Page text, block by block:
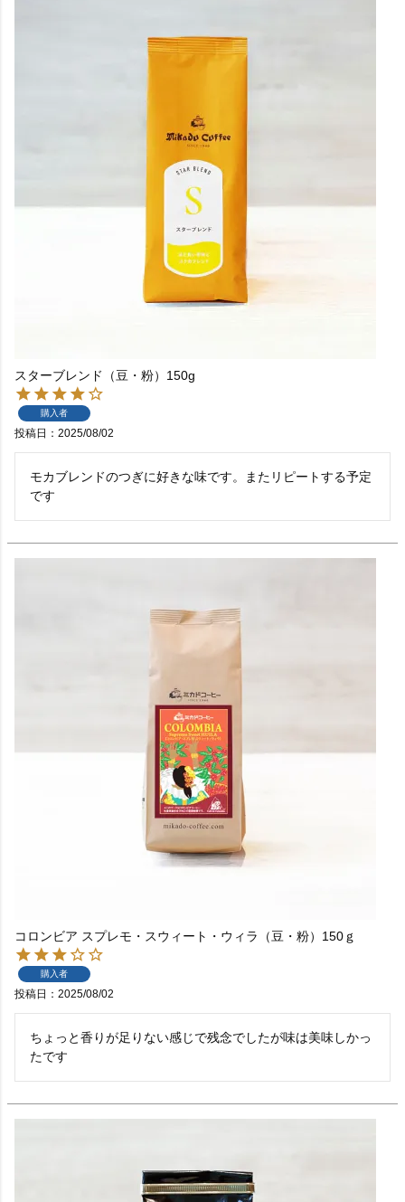
スターブレンド（豆・粉）150g
購入者
投稿日 2025/08/02
モカブレンドのつぎに好きな味です。またリピートする予定
です
コロンビア スプレモ・スウィート・ウィラ（豆・粉）150ｇ
購入者
投稿日 2025/08/02
ちょっと香りが足りない感じで残念でしたが味は美味しかっ
たです